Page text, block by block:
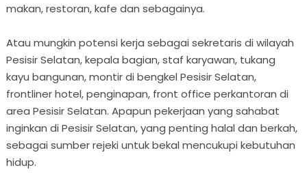
makan, restoran, kafe dan sebagainya.
Atau mungkin potensi kerja sebagai sekretaris di wilayah
Pesisir Selatan, kepala bagian, staf karyawan, tukang
kayu bangunan, montir di bengkel Pesisir Selatan,
frontliner hotel, penginapan, front office perkantoran di
area Pesisir Selatan. Apapun pekerjaan yang sahabat
inginkan di Pesisir Selatan, yang penting halal dan berkah,
sebagai sumber rejeki untuk bekal mencukupi kebutuhan
hidup.